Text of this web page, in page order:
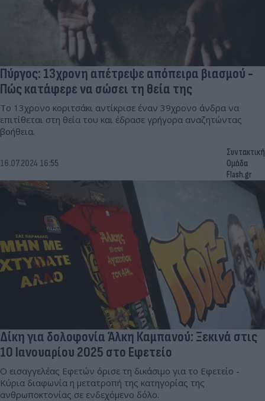
Πύργος: 13χρονη απέτρεψε απόπειρα βιασμού -
Πώς κατάφερε να σώσει τη θεία της
Το 13χρονο κοριτσάκι αντίκρισε έναν 39χρονο άνδρα να
επιτίθεται στη θεία του και έδρασε γρήγορα αναζητώντας
βοήθεια.
16.07.2024 16:55
Συντακτική
Ομάδα
Flash.gr
Δίκη για δολοφονία Άλκη Καμπανού: Ξεκινά στις
10 Ιανουαρίου 2025 στο Εφετείο
Ο εισαγγελέας Εφετών όρισε τη δικάσιμο για το Εφετείο -
Κύρια διαφωνία η μετατροπή της κατηγορίας της
ανθρωποκτονίας σε ενδεχόμενο δόλο.